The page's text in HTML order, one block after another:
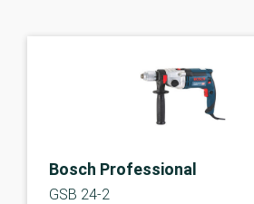
Bosch Professional
GSB 24-2